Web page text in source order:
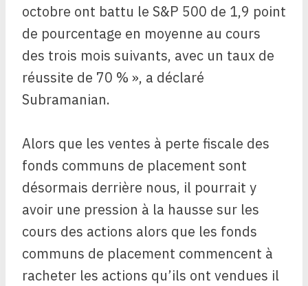
octobre ont battu le S&P 500 de 1,9 point
de pourcentage en moyenne au cours
des trois mois suivants, avec un taux de
réussite de 70 % », a déclaré
Subramanian.
Alors que les ventes à perte fiscale des
fonds communs de placement sont
désormais derrière nous, il pourrait y
avoir une pression à la hausse sur les
cours des actions alors que les fonds
communs de placement commencent à
racheter les actions qu’ils ont vendues il